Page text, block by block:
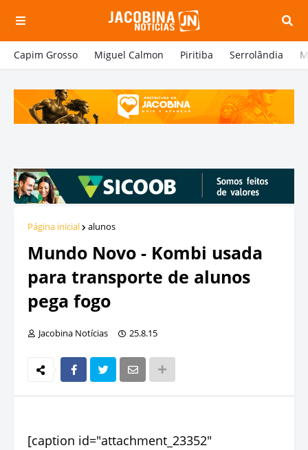
Capim Grosso Miguel Calmon Piritiba Serrolândia
Página inicial alunos
Mundo Novo - Kombi usada
para transporte de alunos
pega fogo
Jacobina Notícias 25.8.15
[caption id="attachment_23352"